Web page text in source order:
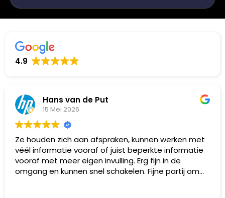
4.9
Hans van de Put
15 Mei 2026
Ze houden zich aan afspraken, kunnen werken met
véél informatie vooraf of juist beperkte informatie
vooraf met meer eigen invulling. Erg fijn in de
omgang en kunnen snel schakelen. Fijne partij om